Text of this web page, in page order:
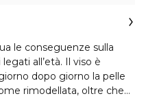
le conseguenze sulla
all’età. Il viso è
dopo giorno la pelle
rimodellata, oltre che